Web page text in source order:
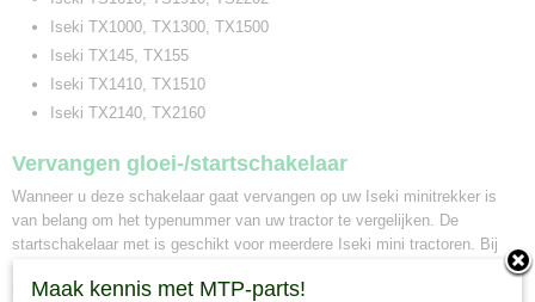
Iseki TX1000, TX1300, TX1500
Iseki TX145, TX155
Iseki TX1410, TX1510
Iseki TX2140, TX2160
Vervangen gloei-/startschakelaar
Wanneer u deze schakelaar gaat vervangen op uw Iseki minitrekker is
van belang om het typenummer van uw tractor te vergelijken. De
startschakelaar met is geschikt voor meerdere Iseki mini tractoren. Bij
Minitractorparts kunnen wij u ook adviseren welke gloei-/startschakelaar
het beste geschikt is voor uw minitrekker. Neem hiervoor contact op met
Maak kennis met MTP-parts!